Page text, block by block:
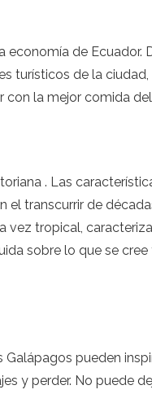
de Ecuador.
turísticos de la
la mejor comida del
. Las
el transcurrir de
vez tropical,
sobre lo que se
pueden
y perder. No puede